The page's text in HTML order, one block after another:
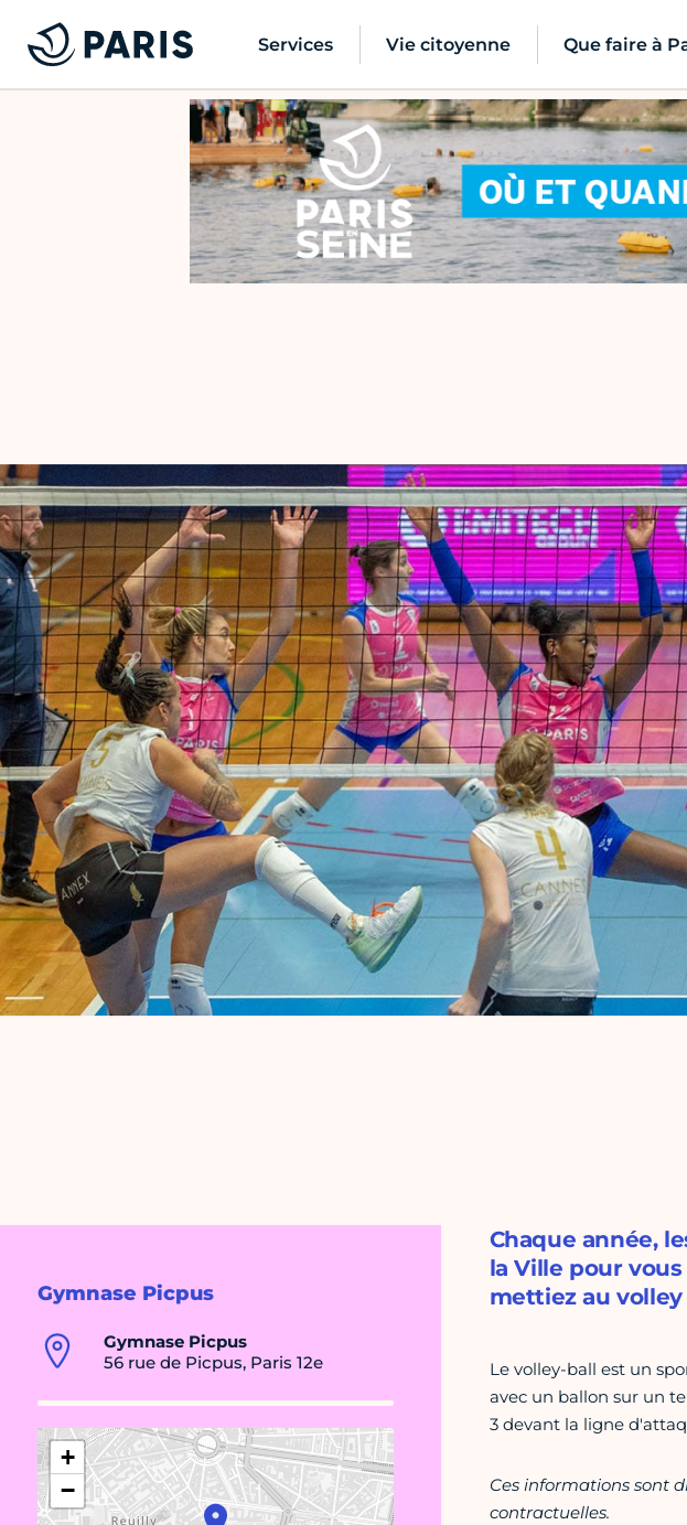
Services Vie citoyenne Que faire à
Gymnase Picpus
Gymnase Picpus
56 rue de Picpus, Paris 12e
+
−
Chaque année,
la Ville pour
mettiez au volley
Le volley-ball est un
avec un ballon sur un
3 devant la ligne
Ces informations sont
contractuelles.